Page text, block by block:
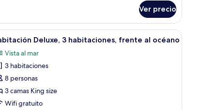
Ver precio
y una mesa de centro.
vistas al mar, amoblado con un sofá, sillas y una mesita de centro.
Un dormitorio amplio con una cama
7 Deluxe, 3 habitaciones, frente al océano
Vista al mar
3 habitaciones
8 personas
3 camas King size
Wifi gratuito